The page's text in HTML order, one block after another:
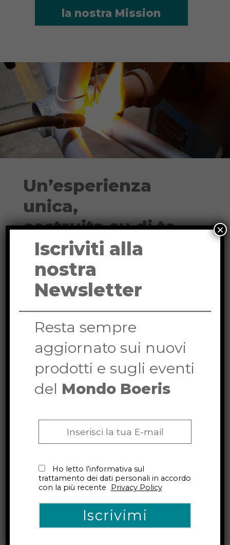
la nostra Mission
Un’esperienza
unica,
costruita su di te
Le nostrebiciclette artigianali
partendo dalle tuemisure
antropometriche , grazie al nostro
sistema di elaborazione Metrika
Dynamic Measurements (MDM)
personalizzare la verniciatura
del tuo telaioe la
per un allestimento fatto apposta
per te.
Iscriviti alla
nostra
Newsletter
Resta sempre
aggiornato sui nuovi
prodotti e sugli eventi
del Mondo Boeris
Ho letto l’informativa sul
trattamento dei dati personali in accordo
con la più recente
Privacy Policy
×